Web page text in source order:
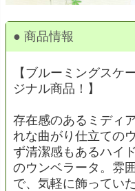
● 商品情報
【ブルーミングスケ
ジナル商品！】
存在感のあるミディ
れな曲がり仕立ての
ず清潔感もあるハイ
のウンベラータ。雰
で、気軽に飾ってい